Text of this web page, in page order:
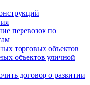
перевозок по
торговых объектов
объектов уличной
договор о развитии